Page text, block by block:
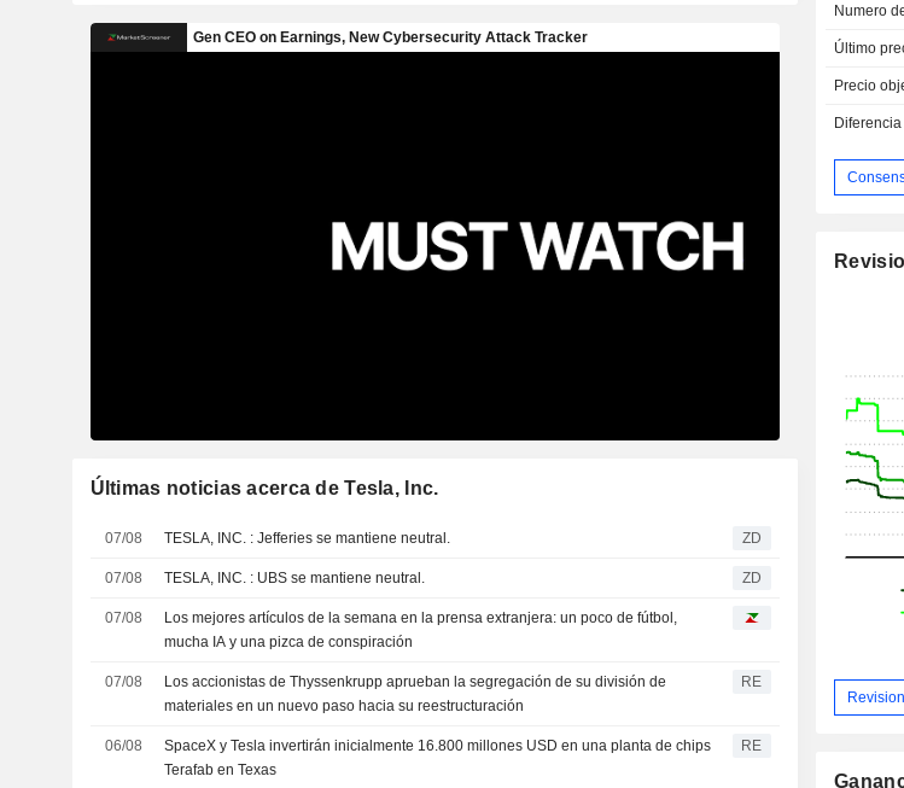
Últimas noticias acerca de Tesla, Inc.
07/08 TESLA, INC. : Jefferies se mantiene neutral. ZD
07/08 TESLA, INC. : UBS se mantiene neutral. ZD
07/08
Los mejores artículos de la semana en la prensa extranjera: un poco de fútbol,
mucha IA y una pizca de conspiración
07/08
Los accionistas de Thyssenkrupp aprueban la segregación de su división de
materiales en un nuevo paso hacia su reestructuración
RE
06/08
SpaceX y Tesla invertirán inicialmente 16.800 millones USD en una planta de chips
Terafab en Texas
RE
Numero
Último
Precio